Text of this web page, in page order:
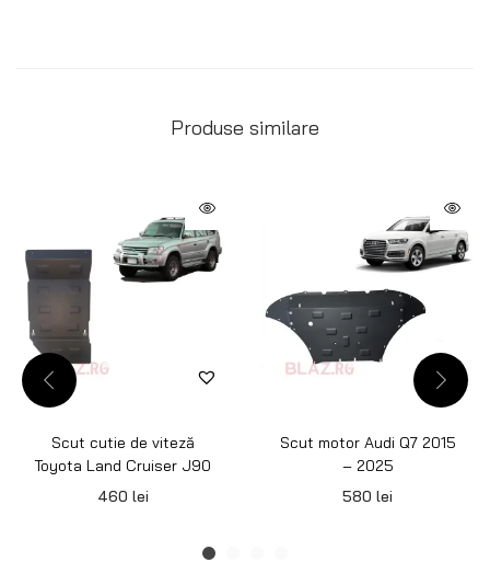
Produse similare
Scut cutie de viteză
Toyota Land Cruiser J90
460 lei
Scut motor Audi Q7 2015
– 2025
580 lei